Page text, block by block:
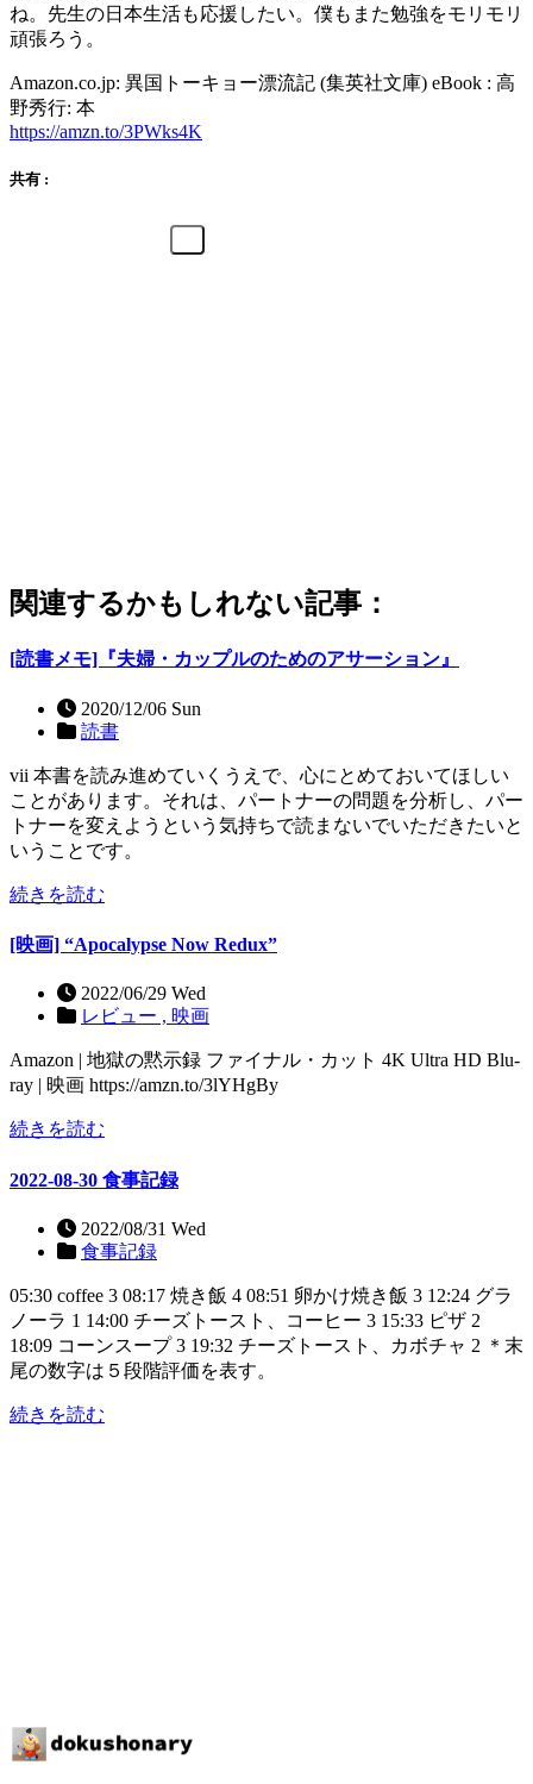
ね。先生の日本生活も応援したい。僕もまた勉強をモリモリ
頑張ろう。
Amazon.co.jp: 異国トーキョー漂流記 (集英社文庫) eBook : 高
野秀行: 本
https://amzn.to/3PWks4K
共有 :
関連するかもしれない記事：
[読書メモ]『夫婦・カップルのためのアサーション』
2020/12/06 Sun
読書
vii 本書を読み進めていくうえで、心にとめておいてほしい
ことがあります。それは、パートナーの問題を分析し、パー
トナーを変えようという気持ちで読まないでいただきたいと
いうことです。
続きを読む
[映画] “Apocalypse Now Redux”
2022/06/29 Wed
レビュー , 映画
Amazon | 地獄の黙示録 ファイナル・カット 4K Ultra HD Blu-
ray | 映画 https://amzn.to/3lYHgBy
続きを読む
2022-08-30 食事記録
2022/08/31 Wed
食事記録
05:30 coffee 3 08:17 焼き飯 4 08:51 卵かけ焼き飯 3 12:24 グラ
ノーラ 1 14:00 チーズトースト、コーヒー 3 15:33 ピザ 2
18:09 コーンスープ 3 19:32 チーズトースト、カボチャ 2 ＊末
尾の数字は５段階評価を表す。
続きを読む